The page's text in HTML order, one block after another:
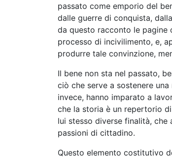
passato come emporio del
dalle guerre di conquista,
da questo racconto le pagine
processo di incivilimento, e,
produrre tale convinzione,
Il bene non sta nel passato,
ciò che serve a sostenere
invece, hanno imparato a
che la storia è un repertorio
lui stesso diverse finalità,
passioni di cittadino.
Questo elemento costitutivo